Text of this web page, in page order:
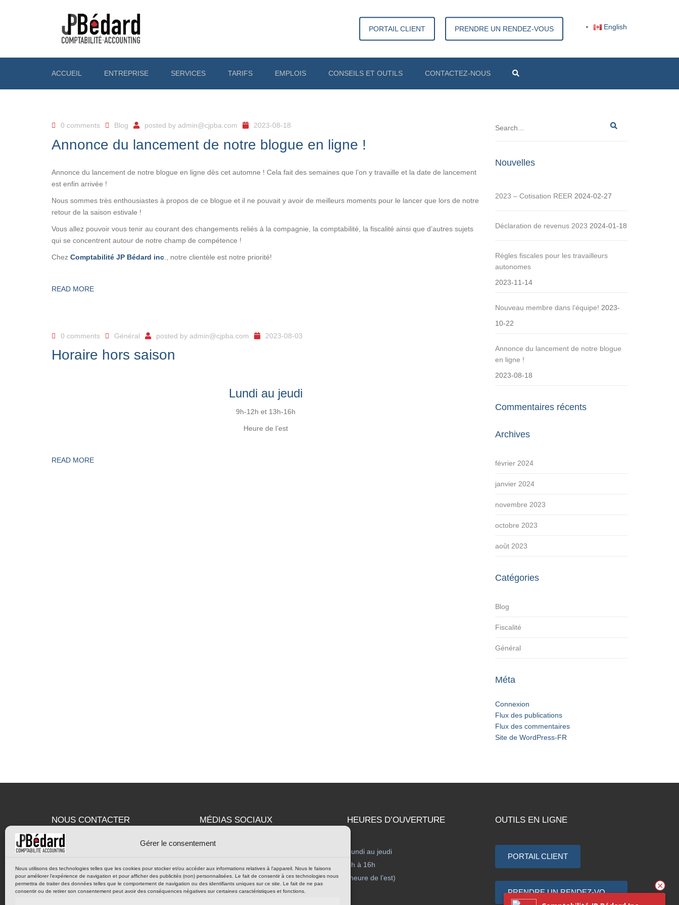
Gérer le consentement
Nous utilisons des technologies telles que les cookies pour stocker et/ou accéder aux informations relatives à l'appareil. Nous le faisons
pour améliorer l'expérience de navigation et pour afficher des publicités (non) personnalisées. Le fait de consentir à ces technologies nous
permettra de traiter des données telles que le comportement de navigation ou des identifiants uniques sur ce site. Le fait de ne pas
consentir ou de retirer son consentement peut avoir des conséquences négatives sur certaines caractéristiques et fonctions.
PORTAIL CLIENT PRENDRE UN RENDEZ-VOUS English
ACCUEIL ENTREPRISE
PROPRIÉTAIRE
SERVICES TARIFS EMPLOIS CONSEILS ET OUTILS CONTACTEZ-NOUS
0 comments Blog posted by admin@cjpba.com 2023-08-18
Annonce du lancement de notre blogue en ligne !
Annonce du lancement de notre blogue en ligne dès cet automne ! Cela fait des semaines que l’on y travaille et la date de lancement
est enfin arrivée !
Nous sommes très enthousiastes à propos de ce blogue et il ne pouvait y avoir de meilleurs moments pour le lancer que lors de notre
retour de la saison estivale !
Vous allez pouvoir vous tenir au courant des changements reliés à la compagnie, la comptabilité, la fiscalité ainsi que d’autres sujets
qui se concentrent autour de notre champ de compétence !
Chez Comptabilité JP Bédard inc ., notre clientèle est notre priorité!
READ MORE
0 comments Général posted by admin@cjpba.com 2023-08-03
Horaire hors saison
Lundi au jeudi
9h-12h et 13h-16h
Heure de l’est
READ MORE
Nouvelles
2023 – Cotisation REER 2024-02-27
Déclaration de revenus 2023 2024-01-18
Règles fiscales pour les travailleurs
autonomes
2023-11-14
Nouveau membre dans l’équipe! 2023-
10-22
Annonce du lancement de notre blogue
en ligne !
2023-08-18
Commentaires récents
Archives
février 2024
janvier 2024
novembre 2023
octobre 2023
août 2023
Catégories
Blog
Fiscalité
Général
Méta
Connexion
Flux des publications
Flux des commentaires
Site de WordPress-FR
NOUS CONTACTER
1 (855) 366-6163 (sans frais)
1 (613) 366-6164
MÉDIAS SOCIAUX HEURES D’OUVERTURE
Lundi au jeudi
9h à 16h
(heure de l’est)
OUTILS EN LIGNE
PORTAIL CLIENT
PRENDRE UN RENDEZ-VOUS